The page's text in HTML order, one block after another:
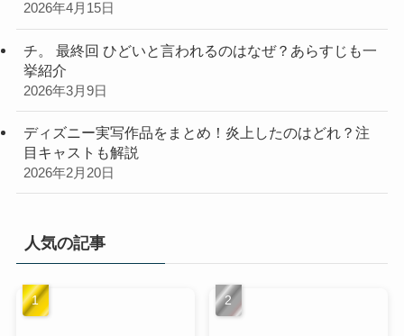
2026年4月15日
チ。 最終回 ひどいと言われるのはなぜ？あらすじも一
挙紹介
2026年3月9日
ディズニー実写作品をまとめ！炎上したのはどれ？注
目キャストも解説
2026年2月20日
人気の記事